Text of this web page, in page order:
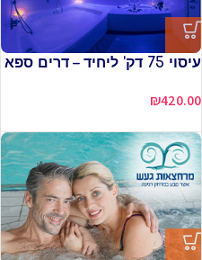
עיסוי 75 דק' ליחיד – דרים ספא
₪420.00